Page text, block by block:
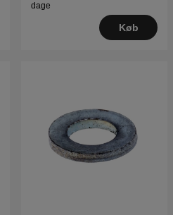
dage
Køb